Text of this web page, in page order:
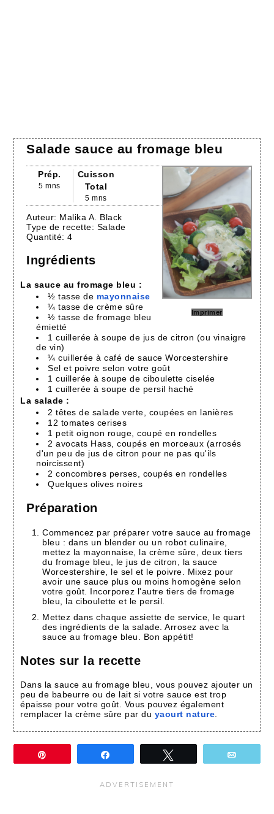
Salade sauce au fromage bleu
Imprimer
Prép.
5 mns
Cuisson
Total
5 mns
Auteur: Malika A. Black
Type de recette: Salade
Quantité:4
Ingrédients
La sauce au fromage bleu :
½ tasse de mayonnaise
¼ tasse de crème sûre
½ tasse de fromage bleu
émietté
1 cuillerée à soupe de jus de citron (ou vinaigre
de vin)
¼ cuillerée à café de sauce Worcestershire
Sel et poivre selon votre goût
1 cuillerée à soupe de ciboulette ciselée
1 cuillerée à soupe de persil haché
La salade :
2 têtes de salade verte, coupées en lanières
12 tomates cerises
1 petit oignon rouge, coupé en rondelles
2 avocats Hass, coupés en morceaux (arrosés
d'un peu de jus de citron pour ne pas qu'ils
noircissent)
2 concombres perses, coupés en rondelles
Quelques olives noires
Préparation
Commencez par préparer votre sauce au fromage
bleu : dans un blender ou un robot culinaire,
mettez la mayonnaise, la crème sûre, deux tiers
du fromage bleu, le jus de citron, la sauce
Worcestershire, le sel et le poivre. Mixez pour
avoir une sauce plus ou moins homogène selon
votre goût. Incorporez l'autre tiers de fromage
bleu, la ciboulette et le persil.
Mettez dans chaque assiette de service, le quart
des ingrédients de la salade. Arrosez avec la
sauce au fromage bleu. Bon appétit!
Notes sur la recette
Dans la sauce au fromage bleu, vous pouvez ajouter un
peu de babeurre ou de lait si votre sauce est trop
épaisse pour votre goût. Vous pouvez également
remplacer la crème sûre par du yaourt nature